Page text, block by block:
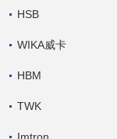
HSB
WIKA威卡
HBM
TWK